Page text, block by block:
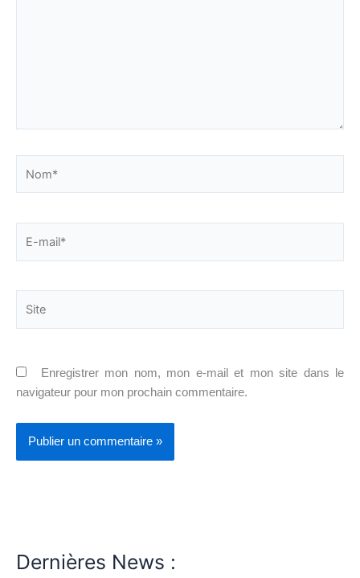
mail*
Enregistrer mon nom, mon e-mail et mon site dans le
navigateur pour mon prochain commentaire.
Dernières News :